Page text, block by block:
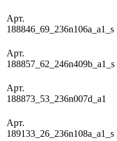
Арт.
188846_69_236n106a_a1_s
Арт.
188857_62_246n409b_a1_s
Арт.
188873_53_236n007d_a1
Арт.
189133_26_236n108a_a1_s